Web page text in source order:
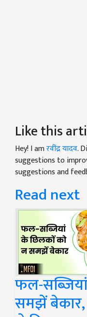
Like this
Hey! I amरवींद्र यादव.
suggestions to
suggestions and
Read next
फल-
समझें बेकार,